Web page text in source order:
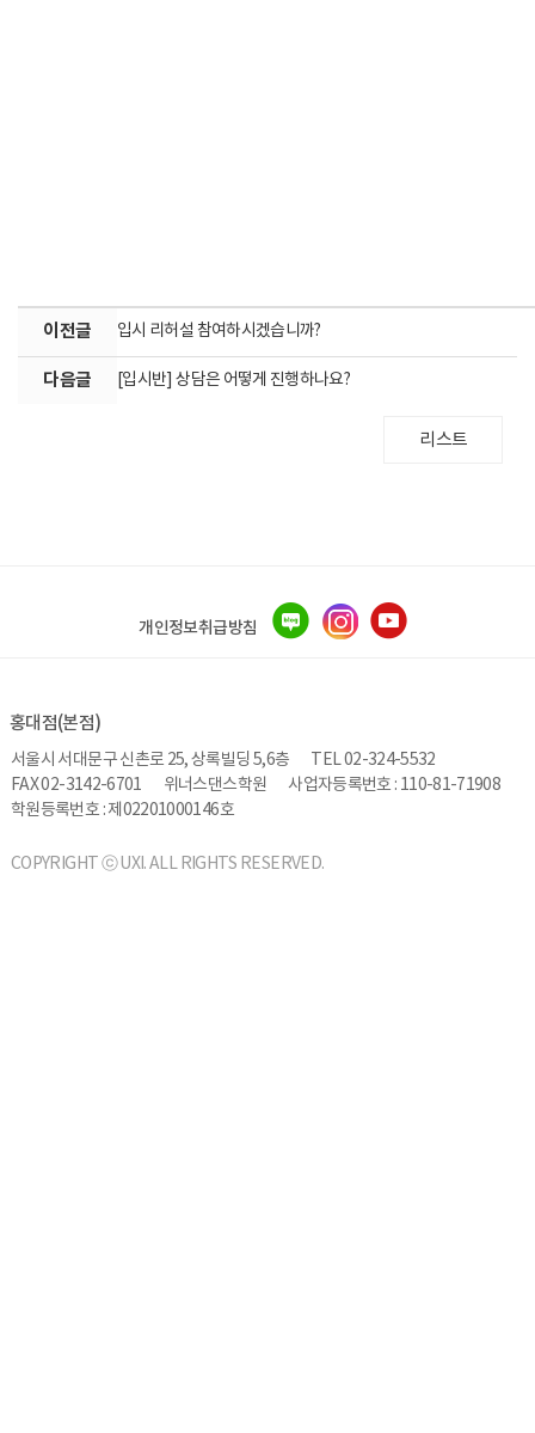
이전글 입시 리허설 참여하시겠습니까?
다음글 [입시반] 상담은 어떻게 진행하나요?
리스트
개인정보취급방침
홍대점(본점)
서울시 서대문구 신촌로 25, 상록빌딩 5,6층
TEL 02-324-5532
FAX 02-3142-6701
위너스댄스학원
사업자등록번호 : 110-81-71908
학원등록번호 : 제02201000146호
COPYRIGHT ⓒ UXI. ALL RIGHTS RESERVED.